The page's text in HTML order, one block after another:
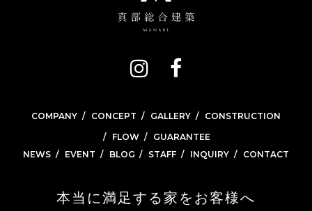
COMPANY CONCEPT GALLERY
CONSTRUCTION
FLOW
GUARANTEE
NEWS
EVENT BLOG STAFF INQUIRY CONTACT
本当に満足する家をお客様へ